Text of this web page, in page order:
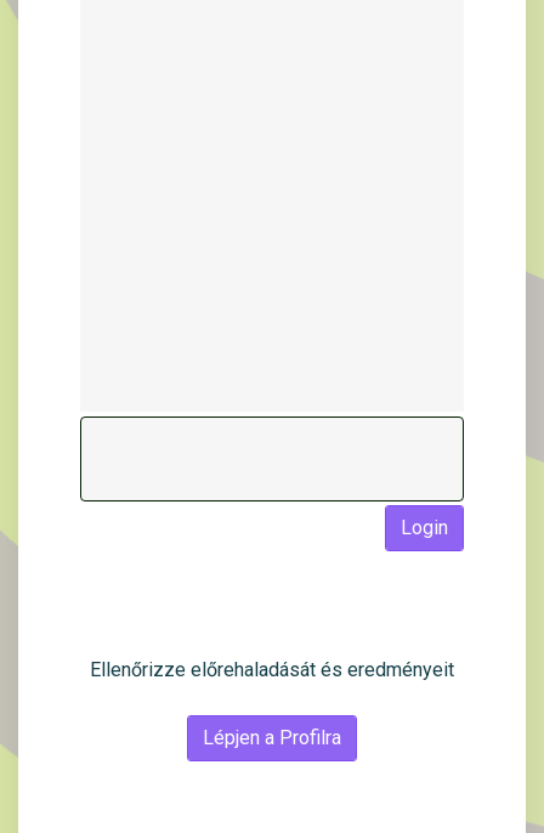
Login
Ellenőrizze előrehaladását és eredményeit
Lépjen a Profilra